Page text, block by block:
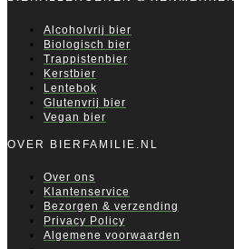
Alcoholvrij bier
Biologisch bier
Trappistenbier
Kerstbier
Lentebok
Glutenvrij bier
Vegan bier
OVER BIERFAMILIE.NL
Over ons
Klantenservice
Bezorgen & verzending
Privacy Policy
Algemene voorwaarden